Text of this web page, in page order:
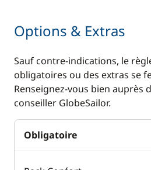
Plateforme de bain
Options & Extras
Sauf contre-indications, le
obligatoires ou des extras se
Renseignez-vous bien auprès
conseiller GlobeSailor.
Obligatoire